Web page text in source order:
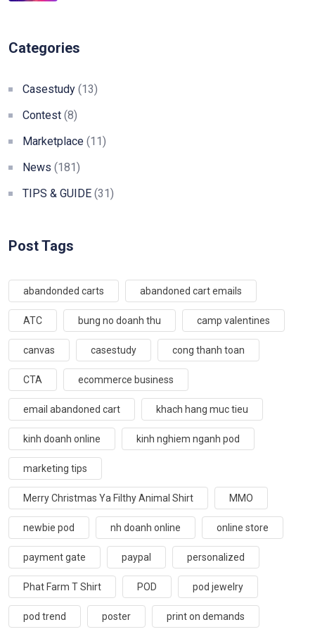
Categories
Casestudy (13)
Contest (8)
Marketplace (11)
News (181)
TIPS & GUIDE (31)
Post Tags
abandonded carts abandoned cart emails
ATC bung no doanh thu camp valentines
canvas casestudy cong thanh toan
CTA ecommerce business
email abandoned cart khach hang muc tieu
kinh doanh online kinh nghiem nganh pod
marketing tips
Merry Christmas Ya Filthy Animal Shirt MMO
newbie pod nh doanh online online store
payment gate paypal personalized
Phat Farm T Shirt POD pod jewelry
pod trend poster print on demands